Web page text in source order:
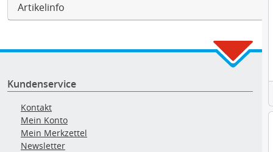
Artikelinfo
Kundenservice
Kontakt
Mein Konto
Mein Merkzettel
Newsletter